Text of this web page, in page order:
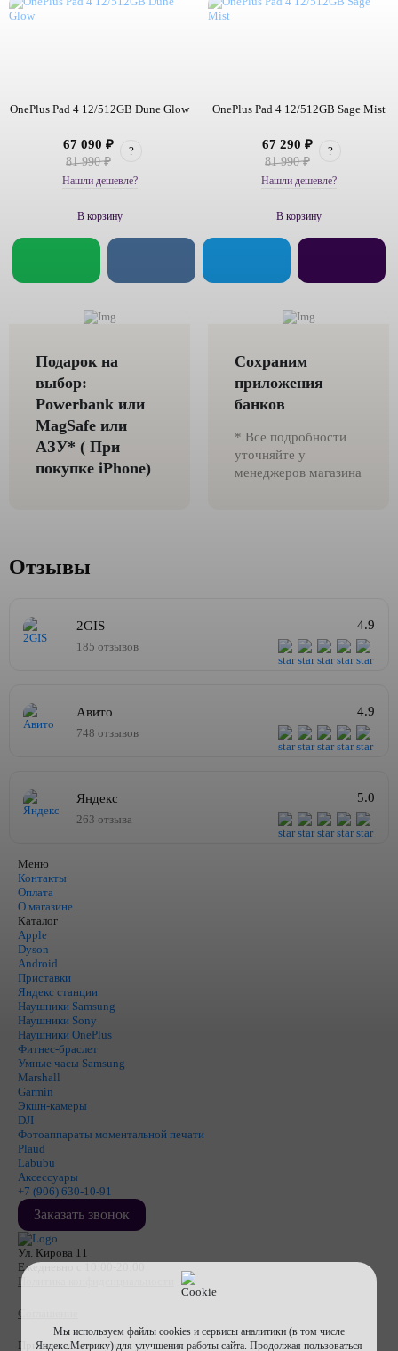
OnePlus Pad 4 12/512GB Dune Glow
67 090 ₽
81 990 ₽
?
Нашли дешевле?
В корзину
OnePlus Pad 4 12/512GB Sage Mist
67 290 ₽
81 990 ₽
?
Нашли дешевле?
В корзину
Подарок на
выбор:
Powerbank или
MagSafe или
AЗУ* ( При
покупке iPhone)
Сохраним
приложения
банков
* Все подробности
уточняйте у
менеджеров магазина
Отзывы
2GIS
185 отзывов
4.9
Авито
748 отзывов
4.9
Яндекс
263 отзыва
5.0
Меню
Контакты
Оплата
О магазине
Каталог
Apple
Dyson
Android
Приставки
Яндекс станции
Наушники Samsung
Наушники Sony
Наушники OnePlus
Фитнес-браслет
Умные часы Samsung
Marshall
Garmin
Экшн-камеры
DJI
Фотоаппараты моментальной печати
Plaud
Labubu
Аксессуары
+7 (906) 630-10-91
Заказать звонок
Ул. Кирова 11
Ежедневно с 10:00-20:00
Политика конфиденциальности
Соглашение
Принимаем к оплате
Мы используем файлы cookies и сервисы аналитики (в том числе
Яндекс.Метрику) для улучшения работы сайта. Продолжая пользоваться